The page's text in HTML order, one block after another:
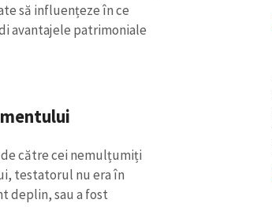
să influențeze în ce
avantajele patrimoniale
către cei nemulțumiți
testatorul nu era în
deplin, sau a fost